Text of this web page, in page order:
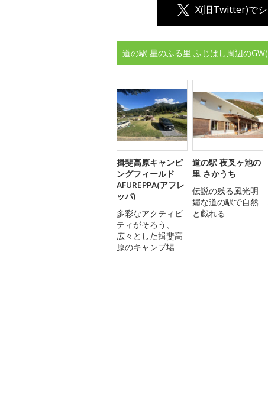
X(旧Twitter)で
道の駅 星のふる里 ふじはし周辺の
揖斐高原キャンピ
ングフィールド
AFUREPPA(アフレ
ッパ)
多彩なアクティビ
ティがそろう、
広々とした揖斐高
原のキャンプ場
道の駅 夜叉ヶ池の
里 さかうち
伝説の残る風光明
媚な道の駅で自然
と戯れる